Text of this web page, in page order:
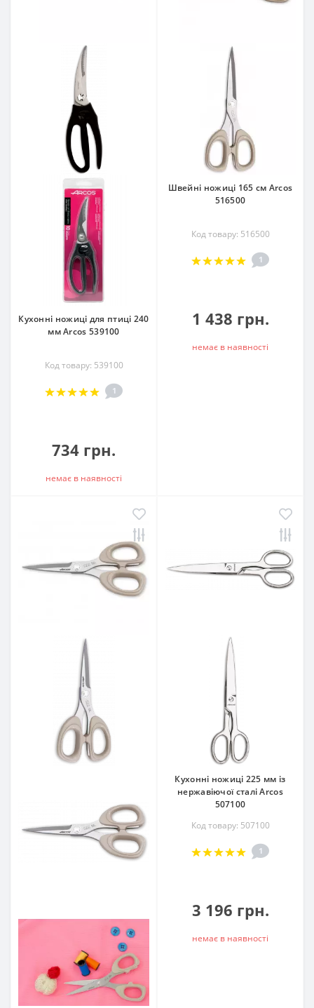
Кухонні ножиці для птиці 240
мм Arcos 539100
Код товару: 539100
1
734 грн.
немає в наявностi
Швейні ножиці 165 см Arcos
516500
Код товару: 516500
1
1 438 грн.
немає в наявностi
Кухонні ножиці 225 мм із
нержавіючої сталі Arcos
507100
Код товару: 507100
1
3 196 грн.
немає в наявностi